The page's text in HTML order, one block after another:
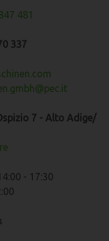
481
337
7 - Alto Adige/
- 17:30